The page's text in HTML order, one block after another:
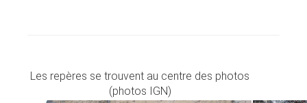
Les repères se trouvent au centre des photos
(photos IGN)